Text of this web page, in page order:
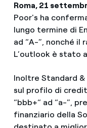
Roma, 21
Poor's ha
lungo termine di
ad “A-”, nonché il
L’outlook è stato
Inoltre Standard
sul profilo di
“bbb+“ ad “a-”,
finanziario della